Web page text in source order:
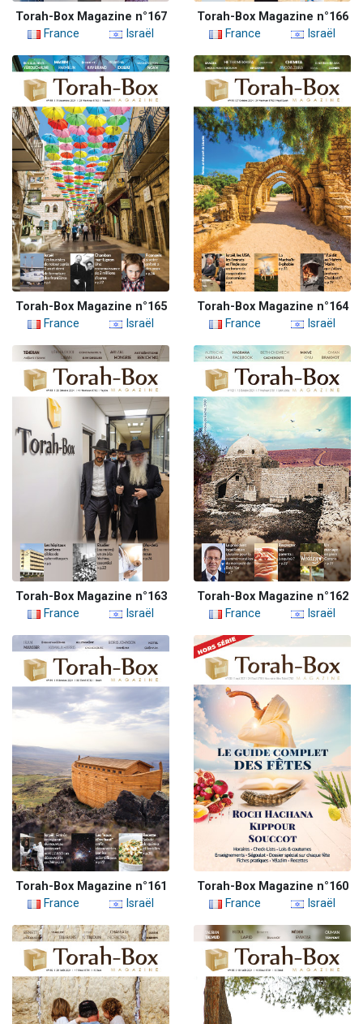
Torah-Box Magazine n°167
France
Israël
Torah-Box Magazine n°166
France
Israël
Torah-Box Magazine n°165
France
Israël
Torah-Box Magazine n°164
France
Israël
Torah-Box Magazine n°163
France
Israël
Torah-Box Magazine n°162
France
Israël
Torah-Box Magazine n°161
France
Israël
Torah-Box Magazine n°160
France
Israël